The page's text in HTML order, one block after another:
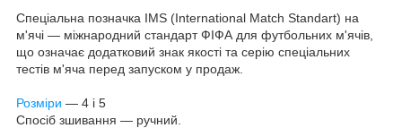
Спеціальна позначка IMS (International Match Standart) на
м'ячі — міжнародний стандарт ФІФА для футбольних м'ячів,
що означає додатковий знак якості та серію спеціальних
тестів м'яча перед запуском у продаж.
Розміри — 4 і 5
Спосіб зшивання — ручний.